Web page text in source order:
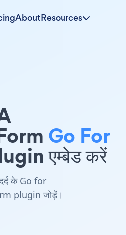
AboutResources
Go For
एम्बेड करें
के Go for
plugin जोड़ें।